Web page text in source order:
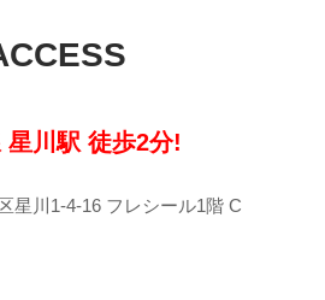
星川駅 徒歩2分!
星川1-4-16 フレシール1階 C